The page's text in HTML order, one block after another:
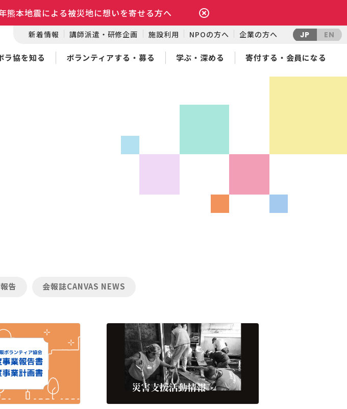
熊本地震による被災地に想いを寄せる方へ
新着情報 講師派遣・研修企画 施設利用 NPOの方へ 企業の方へ JP EN
ラ協を知る ボランティアする・募る 学ぶ・深める 寄付する・会員になる
告 会報誌CANVAS NEWS